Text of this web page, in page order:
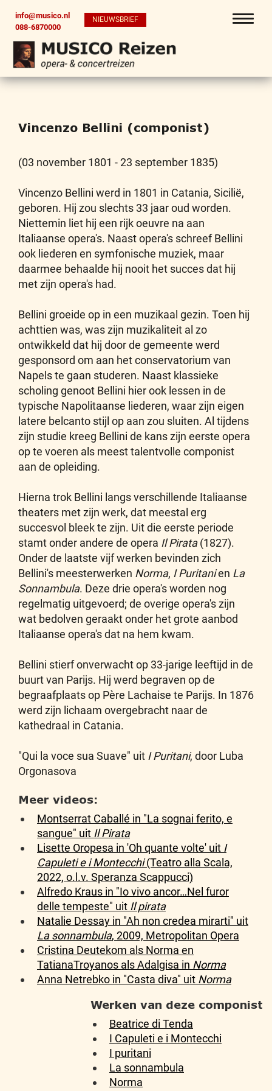
info@musico.nl
088-6870000
NIEUWSBRIEF
Vincenzo Bellini (componist)
(03 november 1801 - 23 september 1835)
Vincenzo Bellini werd in 1801 in Catania, Sicilië,
geboren. Hij zou slechts 33 jaar oud worden.
Niettemin liet hij een rijk oeuvre na aan
Italiaanse opera's. Naast opera's schreef Bellini
ook liederen en symfonische muziek, maar
daarmee behaalde hij nooit het succes dat hij
met zijn opera's had.
Bellini groeide op in een muzikaal gezin. Toen hij
achttien was, was zijn muzikaliteit al zo
ontwikkeld dat hij door de gemeente werd
gesponsord om aan het conservatorium van
Napels te gaan studeren. Naast klassieke
scholing genoot Bellini hier ook lessen in de
typische Napolitaanse liederen, waar zijn eigen
latere belcanto stijl op aan zou sluiten. Al tijdens
zijn studie kreeg Bellini de kans zijn eerste opera
op te voeren als meest talentvolle componist
aan de opleiding.
Hierna trok Bellini langs verschillende Italiaanse
theaters met zijn werk, dat meestal erg
succesvol bleek te zijn. Uit die eerste periode
stamt onder andere de opera Il Pirata(1827).
Onder de laatste vijf werken bevinden zich
Bellini's meesterwerken Norma, I Puritanien La
Sonnambula. Deze drie opera's worden nog
regelmatig uitgevoerd; de overige opera's zijn
wat bedolven geraakt onder het grote aanbod
Italiaanse opera's dat na hem kwam.
Bellini stierf onverwacht op 33-jarige leeftijd in de
buurt van Parijs. Hij werd begraven op de
begraafplaats op Père Lachaise te Parijs. In 1876
werd zijn lichaam overgebracht naar de
kathedraal in Catania.
"Qui la voce sua Suave" uit I Puritani, door Luba
Orgonasova
Meer videos:
Montserrat Caballé in "La sognai ferito, e
sangue" uit Il Pirata
Lisette Oropesa in 'Oh quante volte' uit I
Capuleti e i Montecchi(Teatro alla Scala,
2022, o.l.v. Speranza Scappucci)
Alfredo Kraus in "Io vivo ancor…Nel furor
delle tempeste" uit Il pirata
Natalie Dessay in "Ah non credea mirarti" uit
La sonnambula, 2009, Metropolitan Opera
Cristina Deutekom als Norma en
TatianaTroyanos als Adalgisa in Norma
Anna Netrebko in "Casta diva" uit Norma
Werken van deze componist
Beatrice di Tenda
I Capuleti e i Montecchi
I puritani
La sonnambula
Norma